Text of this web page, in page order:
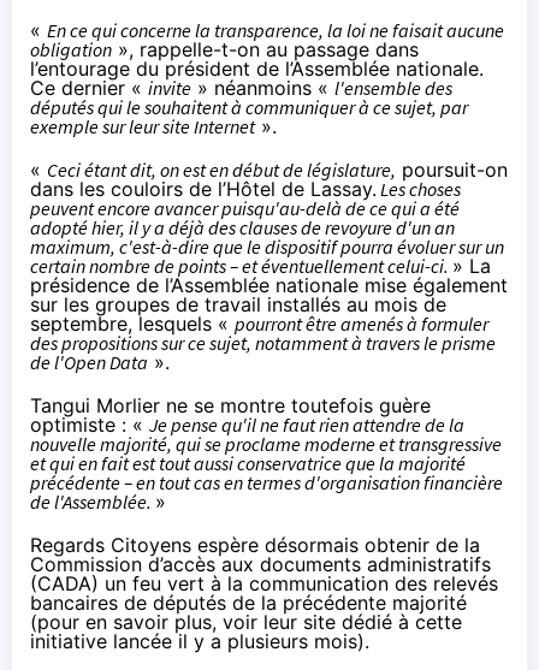
« En ce qui concerne la transparence, la loi ne faisait aucune
obligation », rappelle-t-on au passage dans
l’entourage du président de l’Assemblée nationale.
Ce dernier « invite » néanmoins « l'ensemble des
députés qui le souhaitent à communiquer à ce sujet, par
exemple sur leur site Internet».
« Ceci étant dit, on est en début de législature, poursuit-on
dans les couloirs de l’Hôtel de Lassay. Les choses
peuvent encore avancer puisqu'au-delà de ce qui a été
adopté hier, il y a déjà des clauses de revoyure d'un an
maximum, c'est-à-dire que le dispositif pourra évoluer sur un
certain nombre de points – et éventuellement celui-ci. » La
présidence de l’Assemblée nationale mise également
sur les groupes de travail installés au mois de
septembre, lesquels « pourront être amenés à formuler
des propositions sur ce sujet, notamment à travers le prisme
de l'Open Data ».
Tangui Morlier ne se montre toutefois guère
optimiste : « Je pense qu'il ne faut rien attendre de la
nouvelle majorité, qui se proclame moderne et transgressive
et qui en fait est tout aussi conservatrice que la majorité
précédente – en tout cas en termes d'organisation financière
de l'Assemblée. »
Regards Citoyens espère désormais obtenir de la
Commission d’accès aux documents administratifs
(CADA) un feu vert à la communication des relevés
bancaires de députés de la précédente majorité
(pour en savoir plus, voir leur site dédié à cette
initiative lancée il y a plusieurs mois).